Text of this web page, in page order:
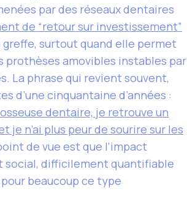
par des réseaux dentaires
de “retour sur investissement”
greffe, surtout quand elle permet
prothèses amovibles instables par
La phrase qui revient souvent,
d’une cinquantaine d’années :
dentaire, je retrouve un
je n’ai plus peur de sourire sur les
de vue est que l’impact
social, difficilement quantifiable
beaucoup ce type